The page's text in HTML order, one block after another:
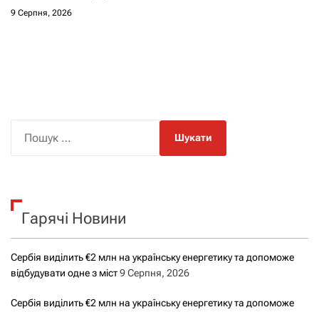
9 Серпня, 2026
к
Гарячі Новини
Сербія виділить €2 млн на українську енергетику та допоможе
відбудувати одне з міст9 Серпня, 2026
Сербія виділить €2 млн на українську енергетику та допоможе